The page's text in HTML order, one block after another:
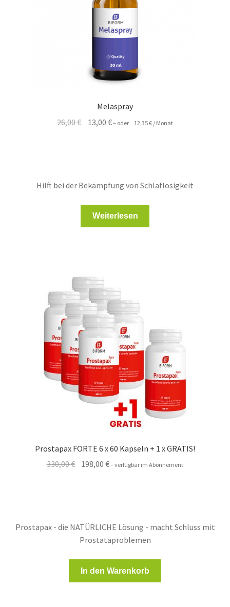
Melaspray
26,00€ Ursprünglicher
13,00€Aktueller
– oder 12,35€ / Monat
Hilft bei der Bekämpfung von Schlaflosigkeit
Weiterlesen
Prostapax FORTE 6 x 60 Kapseln + 1 x GRATIS!
330,00€ Ursprünglicher
198,00€Aktueller
–verfügbar im Abonnement
Prostapax - die NATÜRLICHE Lösung - macht Schluss mit
Prostataproblemen
In den Warenkorb